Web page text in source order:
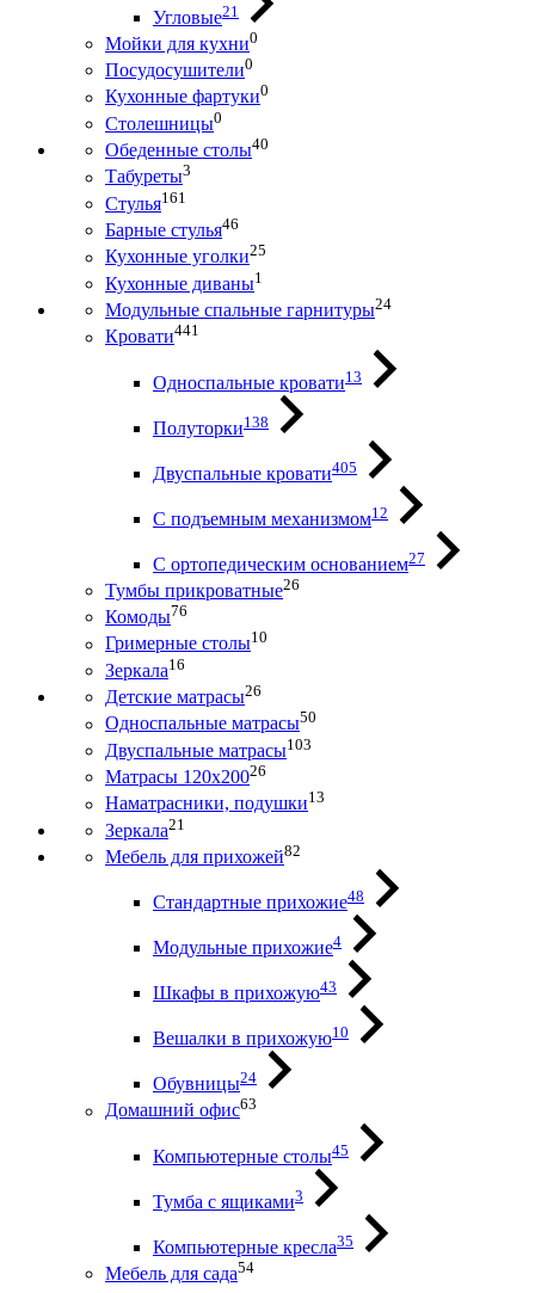
Угловые21
Мойки для кухни0
Посудосушители0
Кухонные фартуки0
Столешницы0
Обеденные столы40
Табуреты3
Стулья161
Барные стулья46
Кухонные уголки25
Кухонные диваны1
Модульные спальные гарнитуры24
Кровати441
Односпальные кровати13
Полуторки138
Двуспальные кровати405
С подъемным механизмом12
С ортопедическим основанием27
Тумбы прикроватные26
Комоды76
Гримерные столы10
Зеркала16
Детские матрасы26
Односпальные матрасы50
Двуспальные матрасы103
Матрасы 120х20026
Наматрасники, подушки13
Зеркала21
Мебель для прихожей82
Стандартные прихожие48
Модульные прихожие4
Шкафы в прихожую43
Вешалки в прихожую10
Обувницы24
Домашний офис63
Компьютерные столы45
Тумба с ящиками3
Компьютерные кресла35
Мебель для сада54